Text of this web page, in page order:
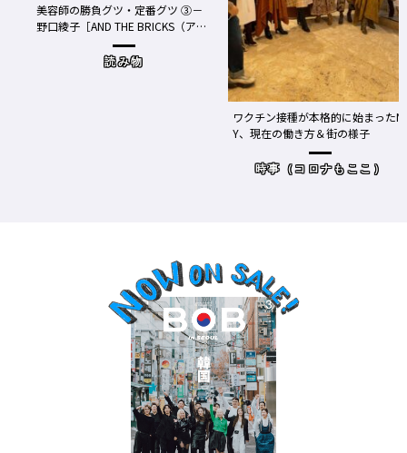
美容師の勝負グツ・定番グツ ③－
野口綾子［AND THE BRICKS（アン
ドザブリックス）／神奈川県鎌倉
読み物
ワクチン接種が本格的に始まったN
Y、現在の働き方＆街の様子
時事（コロナもここ）